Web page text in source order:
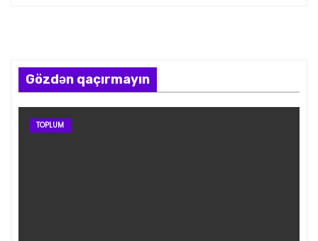
Gözdən qaçırmayın
TOPLUM